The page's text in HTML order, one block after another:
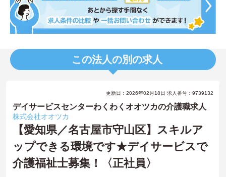
この法人の別の求人
更新日：2026年02月18日 求人番号：9739132
デイサービスセンターわくわくオオツカの介護職求人
株式会社オオツカ
【愛知県／名古屋市守山区】スキルア
ップできる環境です★デイサービスで
介護福祉士募集！〈正社員〉